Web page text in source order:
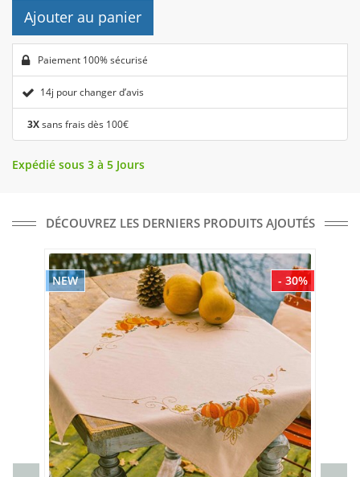
Ajouter au panier
Paiement 100% sécurisé
14j pour changer d’avis
3Xsans frais dès 100€
Expédié sous 3 à 5 Jours
DÉCOUVREZ LES DERNIERS PRODUITS AJOUTÉS
- 30%
NEW